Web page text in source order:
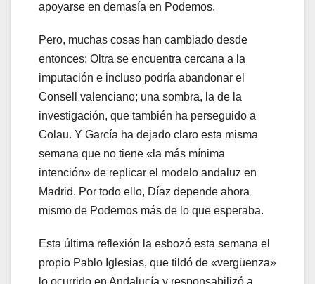
apoyarse en demasía en Podemos.
Pero, muchas cosas han cambiado desde
entonces: Oltra se encuentra cercana a la
imputación e incluso podría abandonar el
Consell valenciano; una sombra, la de la
investigación, que también ha perseguido a
Colau. Y García ha dejado claro esta misma
semana que no tiene «la más mínima
intención» de replicar el modelo andaluz en
Madrid. Por todo ello, Díaz depende ahora
mismo de Podemos más de lo que esperaba.
Esta última reflexión la esbozó esta semana el
propio Pablo Iglesias, que tildó de «vergüenza»